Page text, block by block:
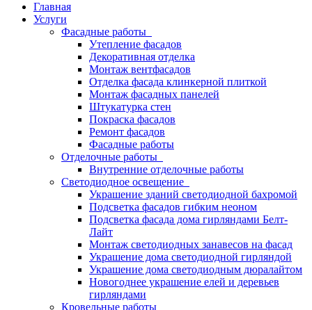
Главная
Услуги
Фасадные работы
Утепление фасадов
Декоративная отделка
Монтаж вентфасадов
Отделка фасада клинкерной плиткой
Монтаж фасадных панелей
Штукатурка стен
Покраска фасадов
Ремонт фасадов
Фасадные работы
Отделочные работы
Внутренние отделочные работы
Светодиодное освещение
Украшение зданий светодиодной бахромой
Подсветка фасадов гибким неоном
Подсветка фасада дома гирляндами Белт-
Лайт
Монтаж светодиодных занавесов на фасад
Украшение дома светодиодной гирляндой
Украшение дома светодиодным дюралайтом
Новогоднее украшение елей и деревьев
гирляндами
Кровельные работы